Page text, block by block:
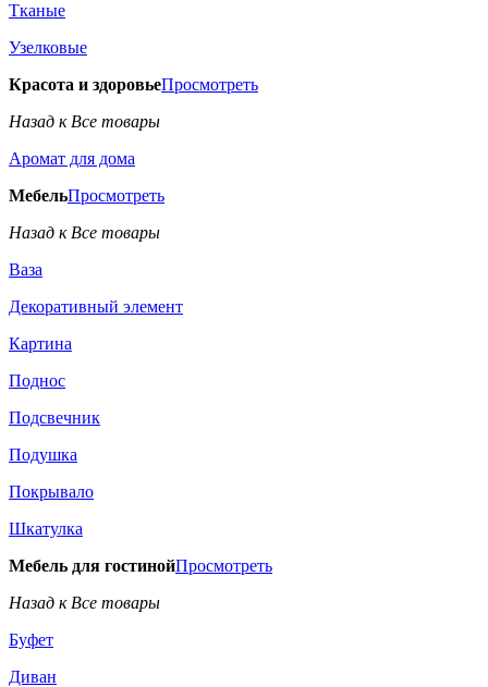
Тканые
Узелковые
Красота и здоровьеПросмотреть
Назад к Все товары
Аромат для дома
МебельПросмотреть
Назад к Все товары
Ваза
Декоративный элемент
Картина
Поднос
Подсвечник
Подушка
Покрывало
Шкатулка
Мебель для гостинойПросмотреть
Назад к Все товары
Буфет
Диван